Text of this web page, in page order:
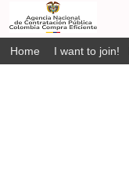
Home I want to join!